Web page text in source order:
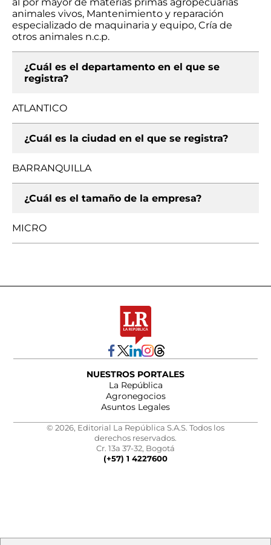
animales vivos, Mantenimiento y reparación
especializado de maquinaria y equipo, Cría de
otros animales n.c.p.
¿Cuál es el departamento en el que se
registra?
ATLANTICO
¿Cuál es la ciudad en el que se registra?
BARRANQUILLA
¿Cuál es el tamaño de la empresa?
MICRO
NUESTROS PORTALES
La República
Agronegocios
Asuntos Legales
© 2026, Editorial La República S.A.S. Todos los
derechos reservados.
Cr. 13a 37-32, Bogotá
(+57) 1 4227600